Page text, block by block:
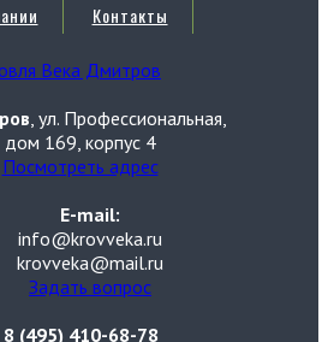
Контакты
, ул. Профессиональная,
дом 169, корпус 4
Посмотреть адрес
E-mail:
info@krovveka.ru
krovveka@mail.ru
Задать вопрос
8 (495) 410-68-78